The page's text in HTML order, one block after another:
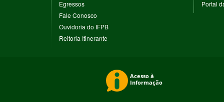
Egressos(abre
nova
janela)
Fale Conosco
em
nova
janela)
Ouvidoria do IFPB(abre
Reitoria Itinerante(abre
Portal